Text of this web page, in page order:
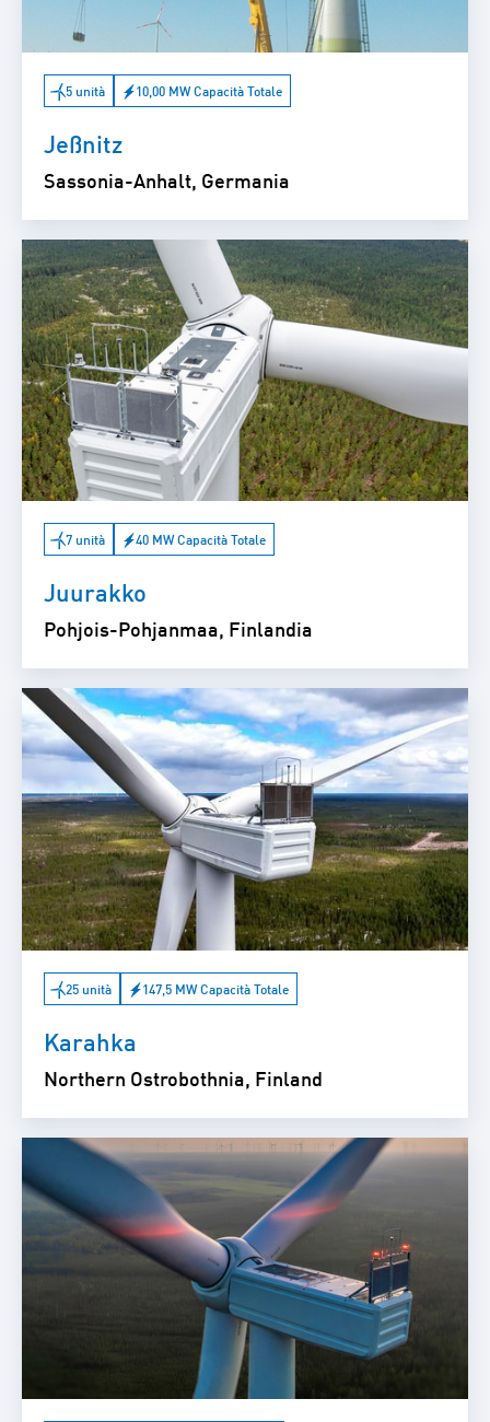
5 unità 10,00 MW Capacità Totale
Jeßnitz
Sassonia-Anhalt, Germania
7 unità 40 MW Capacità Totale
Juurakko
Pohjois-Pohjanmaa, Finlandia
25 unità 147,5 MW Capacità Totale
Karahka
Northern Ostrobothnia, Finland